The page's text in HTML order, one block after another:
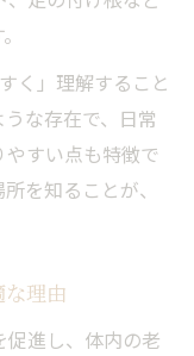
く」理解すること
な存在で、日常
すい点も特徴で
を知ることが、
な理由
促進し、体内の老